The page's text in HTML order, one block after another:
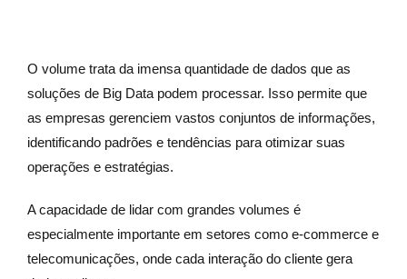
O volume trata da imensa quantidade de dados que as
soluções de Big Data podem processar. Isso permite que
as empresas gerenciem vastos conjuntos de informações,
identificando padrões e tendências para otimizar suas
operações e estratégias.
A capacidade de lidar com grandes volumes é
especialmente importante em setores como e-commerce e
telecomunicações, onde cada interação do cliente gera